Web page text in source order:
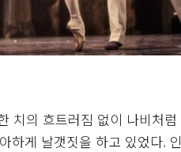
치의 흐트러짐 없이 나비처
하게 날갯짓을 하고 있었다.